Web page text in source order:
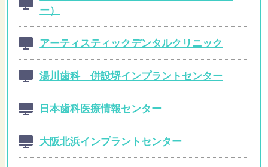
ー）
アーティスティックデンタルクリニック
湯川歯科 併設堺インプラントセンター
日本歯科医療情報センター
大阪北浜インプラントセンター